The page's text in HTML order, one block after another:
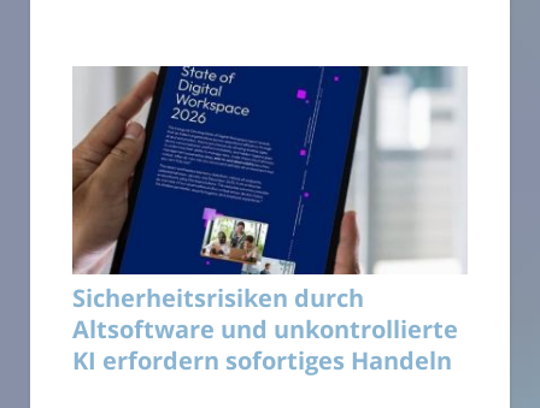
Sicherheitsrisiken durch
Altsoftware und unkontrollierte
KI erfordern sofortiges Handeln